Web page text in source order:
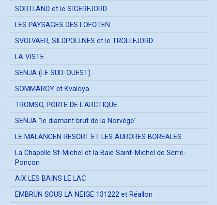
SORTLAND et le SIGERFJORD
LES PAYSAGES DES LOFOTEN
SVOLVAER, SILDPOLLNES et le TROLLFJORD
LA VISTE
SENJA (LE SUD-OUEST)
SOMMAROY et Kvaloya
TROMSO, PORTE DE L'ARCTIQUE
SENJA "le diamant brut de la Norvège"
LE MALANGEN RESORT ET LES AURORES BOREALES
La Chapelle St-Michel et la Baie Saint-Michel de Serre-
Ponçon
AIX LES BAINS LE LAC
EMBRUN SOUS LA NEIGE 131222 et Réallon